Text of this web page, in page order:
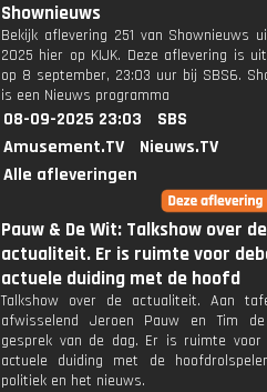
Shownieuws
Bekijk aflevering 251 van Shownieuws
2025 hier op KIJK. Deze aflevering is
op 8 september, 23:03 uur bij SBS6.
is een Nieuws programma
08-09-2025 23:03
SBS
Amusement.TV
Nieuws.TV
Alle afleveringen
Pauw & De Wit: Talkshow over de
actualiteit. Er is ruimte voor
actuele duiding met de hoofd
Talkshow over de actualiteit. Aan
afwisselend Jeroen Pauw en Tim
gesprek van de dag. Er is ruimte
actuele duiding met de
politiek en het nieuws.